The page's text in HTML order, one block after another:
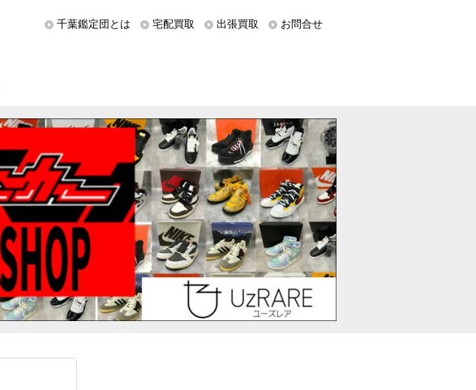
千葉鑑定団とは 宅配買取 出張買取 お問合せ